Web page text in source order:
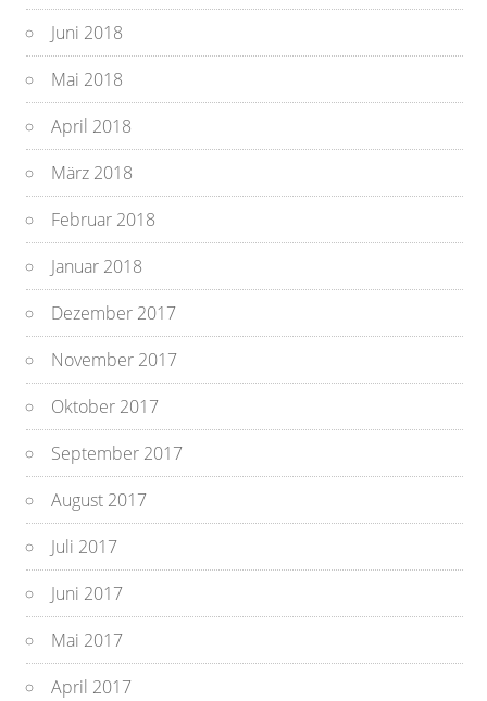
Juni 2018
Mai 2018
April 2018
März 2018
Februar 2018
Januar 2018
Dezember 2017
November 2017
Oktober 2017
September 2017
August 2017
Juli 2017
Juni 2017
Mai 2017
April 2017